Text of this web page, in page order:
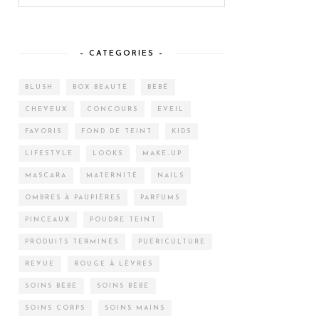
– CATEGORIES –
BLUSH BOX BEAUTÉ BÉBÉ
CHEVEUX CONCOURS EVEIL
FAVORIS FOND DE TEINT KIDS
LIFESTYLE LOOKS MAKE-UP
MASCARA MATERNITÉ NAILS
OMBRES À PAUPIÈRES PARFUMS
PINCEAUX POUDRE TEINT
PRODUITS TERMINÉS PUÉRICULTURE
REVUE ROUGE À LÈVRES
SOINS BÉBÉ SOINS BÉBÉ
SOINS CORPS SOINS MAINS